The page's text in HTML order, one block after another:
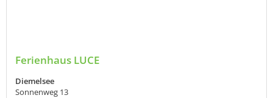
Ferienhaus LUCE
Diemelsee
Sonnenweg 13